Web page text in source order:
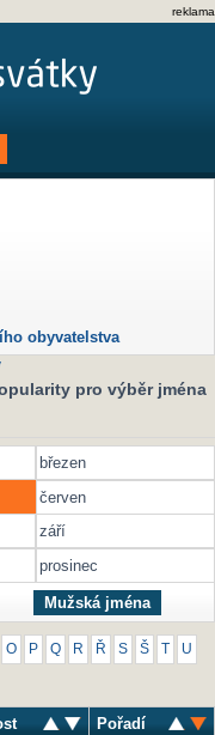
reklama
obyvatelstva
pro výběr jména
březen
červen
září
prosinec
Mužská jména
O P Q R Ř S Š U
Pořadí